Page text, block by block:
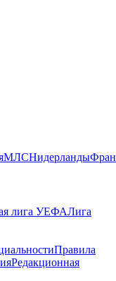
МЛСНидерланды
лига УЕФАЛига
Правила
Редакционная